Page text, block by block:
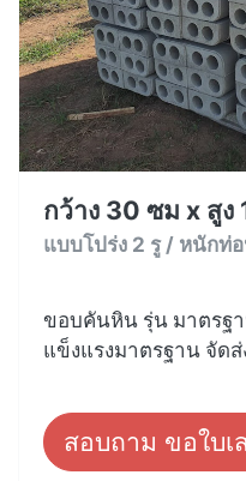
กว้าง 30 ซม x สูง
แบบโปร่ง 2 รู / หนักท่
ขอบคันหิน รุ่น มาตรฐ
แข็งแรงมาตรฐาน จัด
สอบถาม ขอใบเ